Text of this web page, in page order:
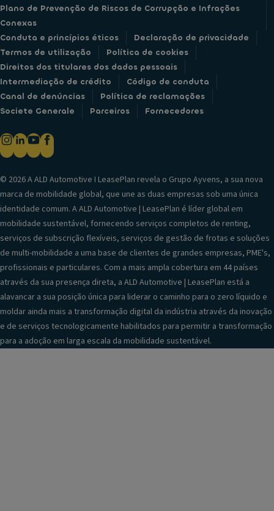
Plano de Prevenção de Riscos de Corrupção e Infrações
Conexas
Conduta e princípios éticos
Declaração de privacidade
Termos de utilização
Política de cookies
Direitos dos titulares dos dados pessoais
Intermediação de crédito
Código de conduta
Canal de denúncias
Política de reclamações
Societe Generale
Parceiros Fornecedores
© 2026 A ALD Automotive I LeasePlan revela o Grupo Ayvens, a sua nova
marca de mobilidade global, que une as duas empresas sob uma única
identidade comum. A ALD Automotive | LeasePlan é líder global em
mobilidade sustentável, fornecendo serviços completos de renting,
serviços de subscrição flexíveis, serviços de gestão de frotas e soluções
de multi-mobilidade a uma base de clientes de grandes empresas, PME's,
profissionais e particulares. Com a mais ampla cobertura em 44 países
através da sua presença direta, a ALD Automotive | LeasePlan está a
alavancar a sua posição única para liderar o caminho para o zero líquido e
moldar ainda mais a transformação digital da indústria através da inovação
e de serviços tecnologicamente habilitados para permitir a transformação
para a adoção em larga escala da mobilidade sustentável.